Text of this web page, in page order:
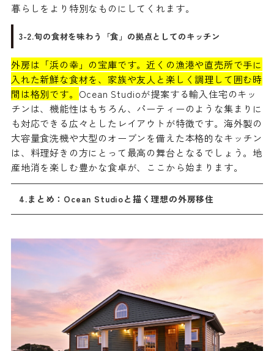
暮らしをより特別なものにしてくれます。
3-2.旬の食材を味わう「食」の拠点としてのキッチン
外房は「浜の幸」の宝庫です。近くの漁港や直売所で手に
入れた新鮮な食材を、家族や友人と楽しく調理して囲む時
間は格別です。 Ocean Studioが提案する輸入住宅のキッ
チンは、機能性はもちろん、パーティーのような集まりに
も対応できる広々としたレイアウトが特徴です。海外製の
大容量食洗機や大型のオーブンを備えた本格的なキッチン
は、料理好きの方にとって最高の舞台となるでしょう。地
産地消を楽しむ豊かな食卓が、ここから始まります。
4.まとめ：Ocean Studioと描く理想の外房移住